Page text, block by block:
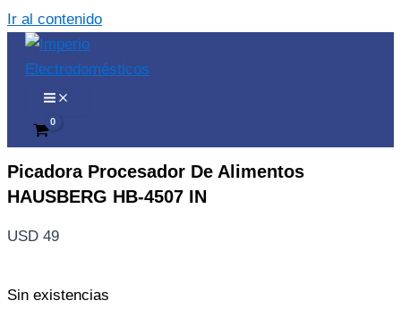
Ir al contenido
Picadora Procesador De Alimentos
HAUSBERG HB-4507 IN
USD 49
Sin existencias